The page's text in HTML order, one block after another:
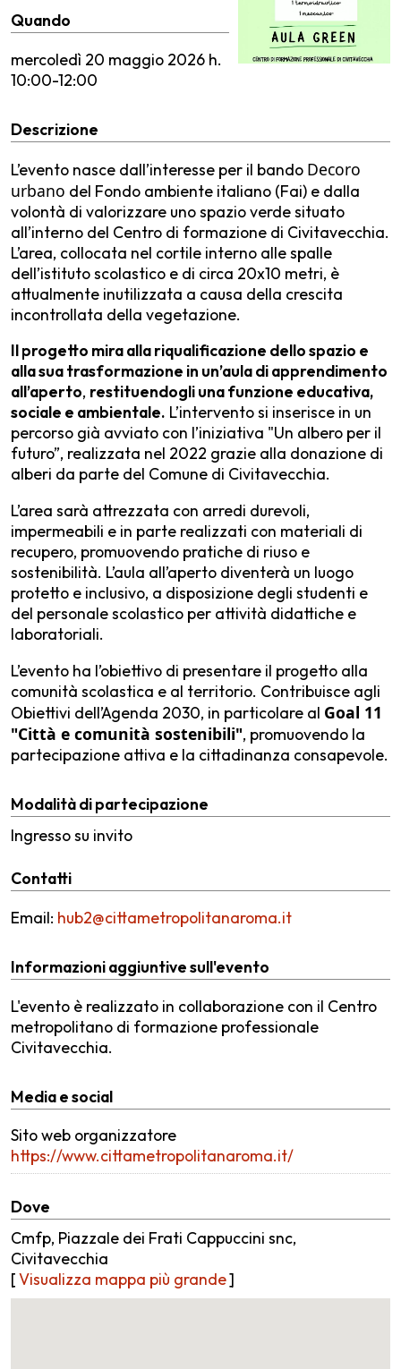
Quando
mercoledì 20 maggio 2026 h.
10:00-12:00
Descrizione
L’evento nasce dall’interesse per il bando Decoro
urbano del Fondo ambiente italiano (Fai) e dalla
volontà di valorizzare uno spazio verde situato
all’interno del Centro di formazione di Civitavecchia.
L’area, collocata nel cortile interno alle spalle
dell’istituto scolastico e di circa 20x10 metri, è
attualmente inutilizzata a causa della crescita
incontrollata della vegetazione.
Il progetto mira alla riqualificazione dello spazio e
alla sua trasformazione in un’aula di apprendimento
all’aperto, restituendogli una funzione educativa,
sociale e ambientale. L’intervento si inserisce in un
percorso già avviato con l’iniziativa "Un albero per il
futuro”, realizzata nel 2022 grazie alla donazione di
alberi da parte del Comune di Civitavecchia.
L’area sarà attrezzata con arredi durevoli,
impermeabili e in parte realizzati con materiali di
recupero, promuovendo pratiche di riuso e
sostenibilità. L’aula all’aperto diventerà un luogo
protetto e inclusivo, a disposizione degli studenti e
del personale scolastico per attività didattiche e
laboratoriali.
L’evento ha l’obiettivo di presentare il progetto alla
comunità scolastica e al territorio. Contribuisce agli
Obiettivi dell’Agenda 2030, in particolare al Goal 11
"Città e comunità sostenibili", promuovendo la
partecipazione attiva e la cittadinanza consapevole.
Modalità di partecipazione
Ingresso su invito
Contatti
Email: hub2@cittametropolitanaroma.it
Informazioni aggiuntive sull'evento
L'evento è realizzato in collaborazione con il Centro
metropolitano di formazione professionale
Civitavecchia.
Media e social
Sito web organizzatore
https://www.cittametropolitanaroma.it/
Dove
Cmfp, Piazzale dei Frati Cappuccini snc,
Civitavecchia
[Visualizza mappa più grande]